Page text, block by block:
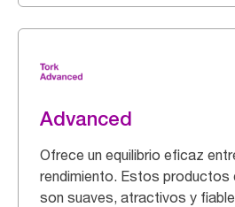
Advanced
Ofrece un equilibrio eficaz
rendimiento. Estos productos
son suaves, atractivos y